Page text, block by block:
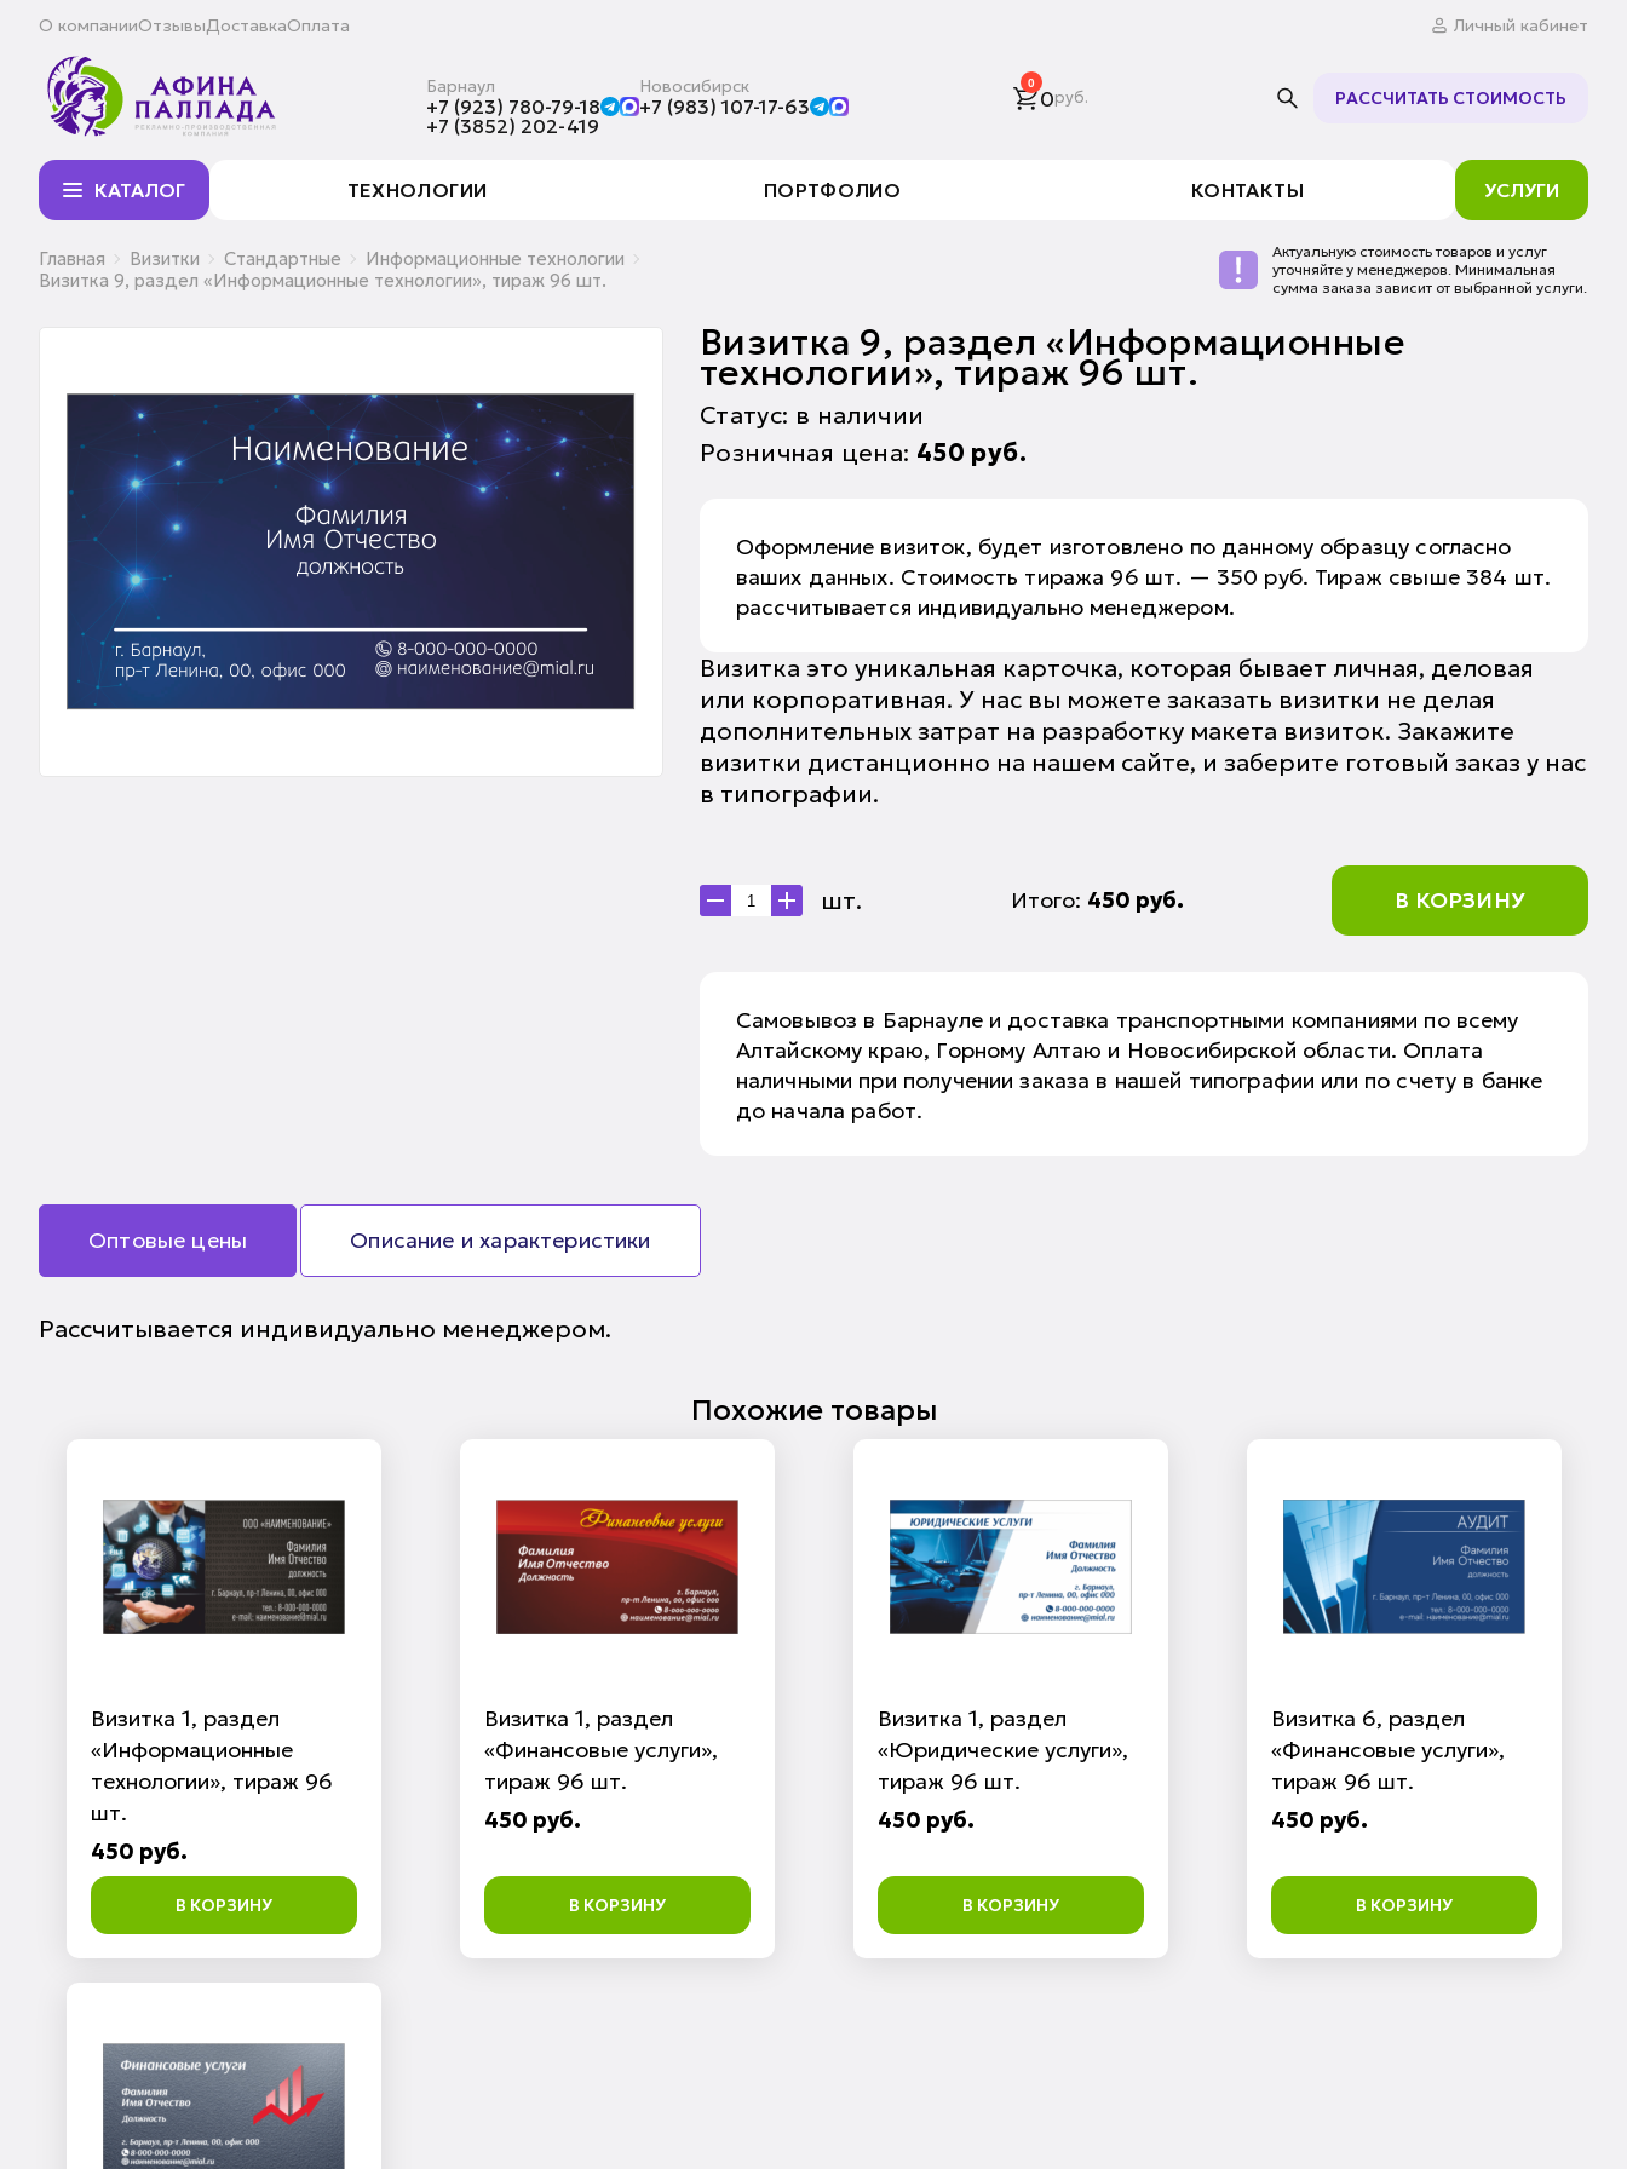
О компанииОтзывыДоставкаОплата Личный кабинет
Барнаул
+7 (923) 780-79-18
+7 (3852) 202-419
Новосибирск
+7 (983) 107-17-63
0
0руб. РАССЧИТАТЬ СТОИМОСТЬ
КАТАЛОГ ТЕХНОЛОГИИ ПОРТФОЛИО КОНТАКТЫ УСЛУГИ
Главная Визитки Стандартные
Информационные технологии
Визитка 9, раздел «Информационные технологии», тираж 96 шт.
Актуальную стоимость товаров и услуг
уточняйте у менеджеров. Минимальная
сумма заказа зависит от выбранной услуги.
Визитка 9, раздел «Информационные
технологии», тираж 96 шт.
Статус: в наличии
Розничная цена: 450 руб.
Оформление визиток, будет изготовлено по данному образцу согласно
ваших данных. Стоимость тиража 96 шт. — 350 руб. Тираж свыше 384 шт.
рассчитывается индивидуально менеджером.
Визитка это уникальная карточка, которая бывает личная, деловая
или корпоративная. У нас вы можете заказать визитки не делая
дополнительных затрат на разработку макета визиток. Закажите
визитки дистанционно на нашем сайте, и заберите готовый заказ у нас
в типографии.
шт. Итого: 450 руб. В КОРЗИНУ
Самовывоз в Барнауле и доставка транспортными компаниями по всему
Алтайскому краю, Горному Алтаю и Новосибирской области. Оплата
наличными при получении заказа в нашей типографии или по счету в банке
до начала работ.
Оптовые цены Описание и характеристики
Рассчитывается индивидуально менеджером.
Похожие товары
Визитка 1, раздел
«Информационные
технологии», тираж 96
шт.
450 руб.
В КОРЗИНУ
Визитка 1, раздел
«Финансовые услуги»,
тираж 96 шт.
450 руб.
В КОРЗИНУ
Визитка 1, раздел
«Юридические услуги»,
тираж 96 шт.
450 руб.
В КОРЗИНУ
Визитка 6, раздел
«Финансовые услуги»,
тираж 96 шт.
450 руб.
В КОРЗИНУ